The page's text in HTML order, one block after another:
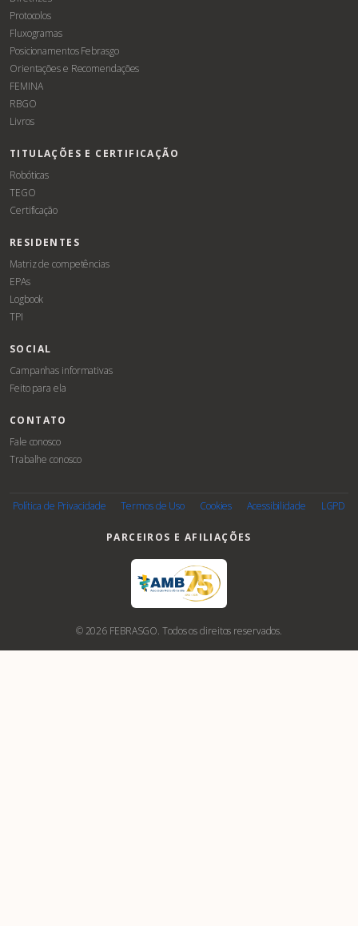
Protocolos
Fluxogramas
Posicionamentos Febrasgo
Orientações e Recomendações
FEMINA
RBGO
Livros
TITULAÇÕES E CERTIFICAÇÃO
Robóticas
TEGO
Certificação
RESIDENTES
Matriz de competências
EPAs
Logbook
TPI
SOCIAL
Campanhas informativas
Feito para ela
CONTATO
Fale conosco
Trabalhe conosco
Política de Privacidade Termos de Uso Cookies Acessibilidade LGPD
PARCEIROS E AFILIAÇÕES
© 2026 FEBRASGO. Todos os direitos reservados.